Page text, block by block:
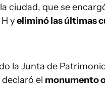
ciudad, que se
yeliminó las últimas
la Junta de
el monumento